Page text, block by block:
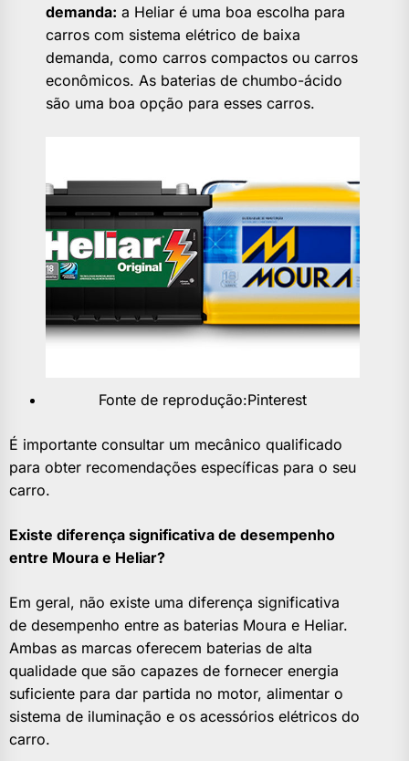
demanda: a Heliar é uma boa escolha para
carros com sistema elétrico de baixa
demanda, como carros compactos ou carros
econômicos. As baterias de chumbo-ácido
são uma boa opção para esses carros.
Fonte de reprodução:Pinterest
É importante consultar um mecânico qualificado
para obter recomendações específicas para o seu
carro.
Existe diferença significativa de desempenho
entre Moura e Heliar?
Em geral, não existe uma diferença significativa
de desempenho entre as baterias Moura e Heliar.
Ambas as marcas oferecem baterias de alta
qualidade que são capazes de fornecer energia
suficiente para dar partida no motor, alimentar o
sistema de iluminação e os acessórios elétricos do
carro.